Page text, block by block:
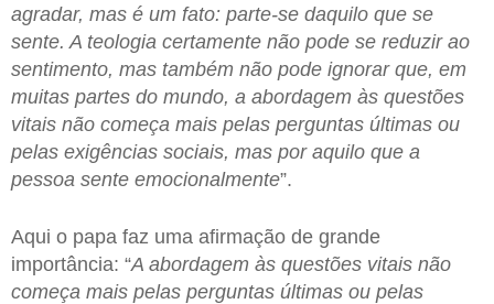
agradar, mas é um fato: parte-se daquilo que se
sente. A teologia certamente não pode se reduzir ao
sentimento, mas também não pode ignorar que, em
muitas partes do mundo, a abordagem às questões
vitais não começa mais pelas perguntas últimas ou
pelas exigências sociais, mas por aquilo que a
pessoa sente emocionalmente”.
Aqui o papa faz uma afirmação de grande
importância: “A abordagem às questões vitais não
começa mais pelas perguntas últimas ou pelas